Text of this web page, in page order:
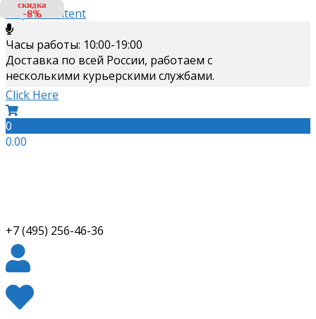
Skip to content
Часы работы: 10:00-19:00
Доставка по всей России, работаем с
несколькими курьерскими службами.
Click Here
0
0.00
+7 (495) 256-46-36
скидка
-8%
скидка
-8%